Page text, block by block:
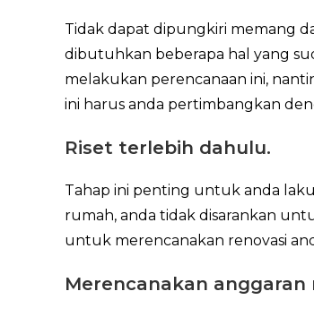
Tidak dapat dipungkiri memang
dibutuhkan beberapa hal yang
melakukan perencanaan ini,
ini harus anda pertimbangkan
Riset terlebih dahulu.
Tahap ini penting untuk anda
rumah, anda tidak disarankan
untuk merencanakan renovasi
Merencanakan anggaran